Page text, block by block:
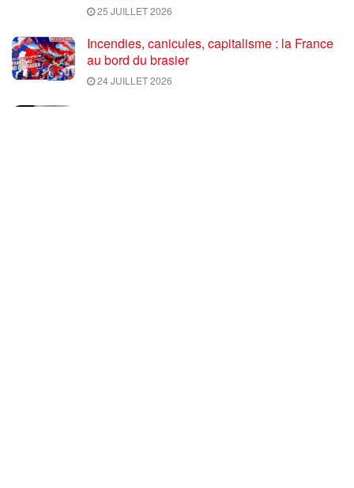
25 JUILLET 2026
Incendies, canicules, capitalisme : la France
au bord du brasier
24 JUILLET 2026